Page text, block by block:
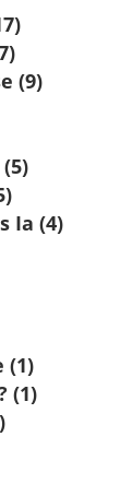
(9)
(5)
Ia (4)
(1)
(1)